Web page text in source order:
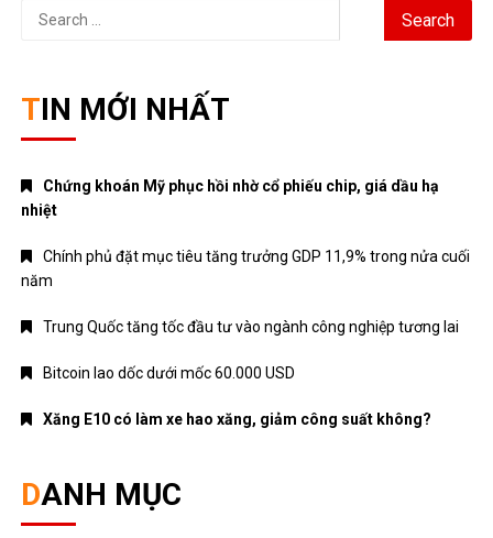
Search
TIN MỚI NHẤT
Chứng khoán Mỹ phục hồi nhờ cổ phiếu chip, giá dầu hạ
nhiệt
Chính phủ đặt mục tiêu tăng trưởng GDP 11,9% trong nửa cuối
năm
Trung Quốc tăng tốc đầu tư vào ngành công nghiệp tương lai
Bitcoin lao dốc dưới mốc 60.000 USD
Xăng E10 có làm xe hao xăng, giảm công suất không?
DANH MỤC